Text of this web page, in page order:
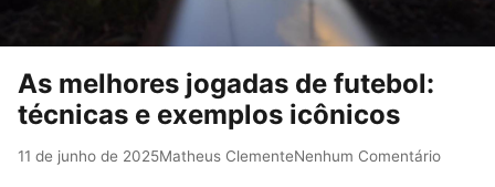
As melhores jogadas de futebol:
técnicas e exemplos icônicos
11 de junho de 2025Matheus ClementeNenhum Comentário